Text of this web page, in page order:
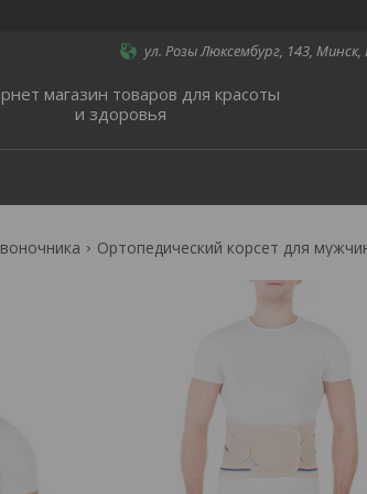
ул. Розы Люксембург, 143, Минск,
магазин товаров для красоты
и здоровья